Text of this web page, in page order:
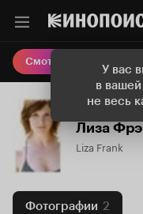
У вас
в
не весь
Смотреть кино
Лиза
Liza Frank
Фотографии 2